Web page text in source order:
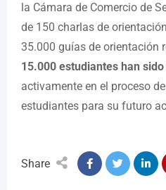
la Cámara de Comercio de
de 150 charlas de
35.000 guías de orientación
15.000 estudiantes han
activamente en el proceso
estudiantes para su futuro
Share